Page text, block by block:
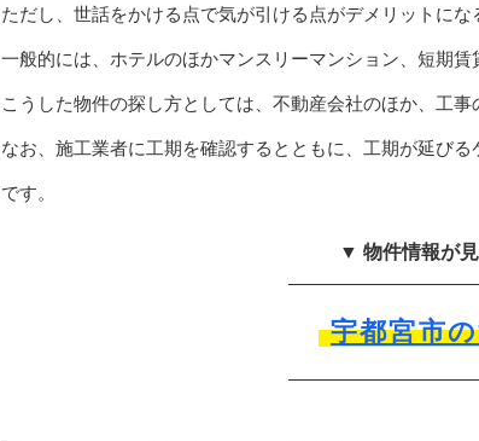
ただし、世話をかける点で気が引ける点がデメリットにな
一般的には、ホテルのほかマンスリーマンション、短期
こうした物件の探し方としては、不動産会社のほか、工
なお、施工業者に工期を確認するとともに、工期が延び
です。
▼ 物件情報が
宇都宮市